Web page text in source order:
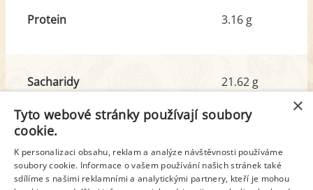
Protein 3.16 g
Sacharidy
z toho cukr
21.62 g
9.92 g
Tuk
z toho nas. mastné kyseliny
5.37 g
3.22 g
×
Tyto webové stránky používají soubory
cookie.
K personalizaci obsahu, reklam a analýze návštěvnosti používáme
soubory cookie. Informace o vašem používání našich stránek také
sdílíme s našimi reklamními a analytickými partnery, kteří je mohou